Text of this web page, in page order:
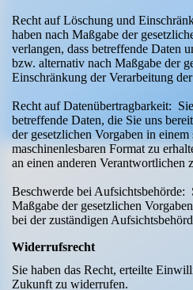
Recht auf Löschung und
haben nach Maßgabe der
verlangen, dass betreffende Daten
bzw. alternativ nach Maßgabe der
Einschränkung der Verarbeitung
Recht auf Datenübertragbarkeit:
betreffende Daten, die Sie uns
der gesetzlichen Vorgaben in
maschinenlesbaren Format zu
an einen anderen Verantwortlichen
Beschwerde bei Aufsichtsbehörde:
Maßgabe der gesetzlichen
bei der zuständigen
Widerrufsrecht
Sie haben das Recht, erteilte
Zukunft zu widerrufen.